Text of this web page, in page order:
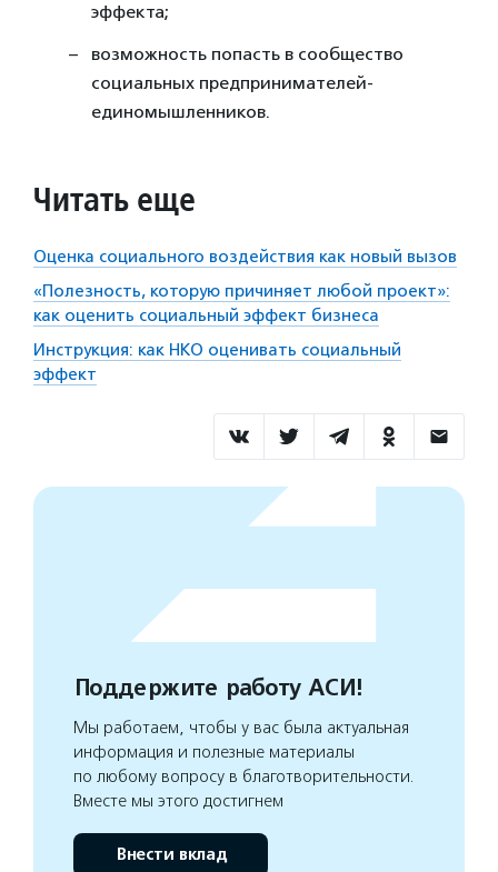
эффекта;
возможность попасть в сообщество
социальных предпринимателей-
единомышленников.
Читать еще
Оценка социального воздействия как новый вызов
«Полезность, которую причиняет любой проект»:
как оценить социальный эффект бизнеса
Инструкция: как НКО оценивать социальный
эффект
Поддержите работу АСИ!
Мы работаем, чтобы у вас была актуальная
информация и полезные материалы
по любому вопросу в благотворительности.
Вместе мы этого достигнем
Внести вклад